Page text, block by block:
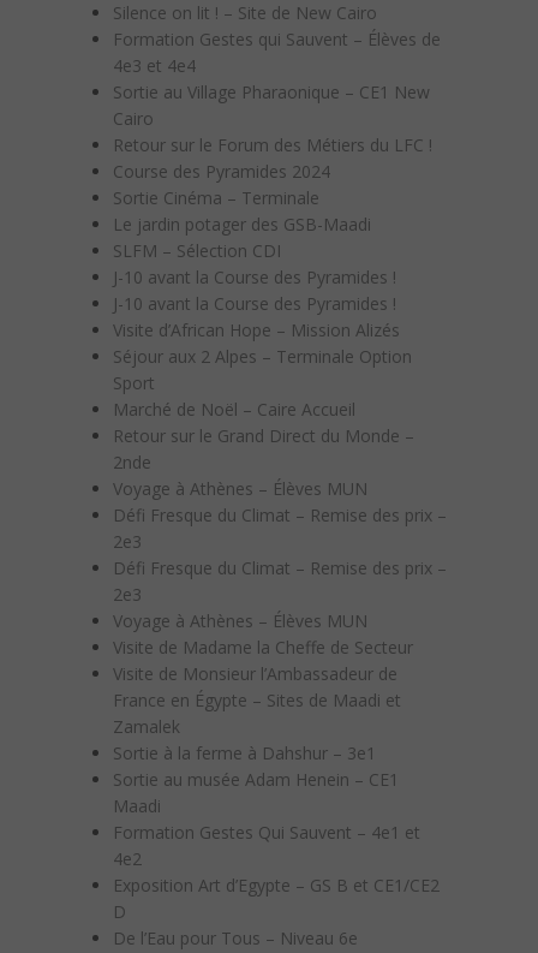
Silence on lit ! – Site de New Cairo
Formation Gestes qui Sauvent – Élèves de
4e3 et 4e4
Sortie au Village Pharaonique – CE1 New
Cairo
Retour sur le Forum des Métiers du LFC !
Course des Pyramides 2024
Sortie Cinéma – Terminale
Le jardin potager des GSB-Maadi
SLFM – Sélection CDI
J-10 avant la Course des Pyramides !
J-10 avant la Course des Pyramides !
Visite d’African Hope – Mission Alizés
Séjour aux 2 Alpes – Terminale Option
Sport
Marché de Noël – Caire Accueil
Retour sur le Grand Direct du Monde –
2nde
Voyage à Athènes – Élèves MUN
Défi Fresque du Climat – Remise des prix –
2e3
Défi Fresque du Climat – Remise des prix –
2e3
Voyage à Athènes – Élèves MUN
Visite de Madame la Cheffe de Secteur
Visite de Monsieur l’Ambassadeur de
France en Égypte – Sites de Maadi et
Zamalek
Sortie à la ferme à Dahshur – 3e1
Sortie au musée Adam Henein – CE1
Maadi
Formation Gestes Qui Sauvent – 4e1 et
4e2
Exposition Art d’Egypte – GS B et CE1/CE2
D
De l’Eau pour Tous – Niveau 6e